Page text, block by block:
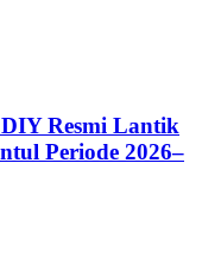
Resmi Lantik
Periode 2026–